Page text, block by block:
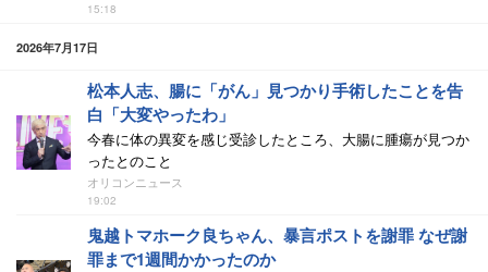
15:18
2026年7月17日
松本人志、腸に「がん」見つかり手術したことを告
白「大変やったわ」
今春に体の異変を感じ受診したところ、大腸に腫瘍が見つか
ったとのこと
オリコンニュース
19:02
鬼越トマホーク良ちゃん、暴言ポストを謝罪 なぜ謝
罪まで1週間かかったのか